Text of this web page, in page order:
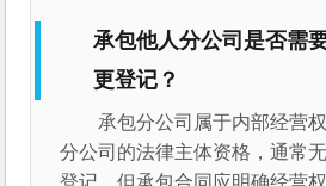
承包他人分公司是否需
更登记？
承包分公司属于内部经营
分公司的法律主体资格，通常
登记。但承包合同应明确经营